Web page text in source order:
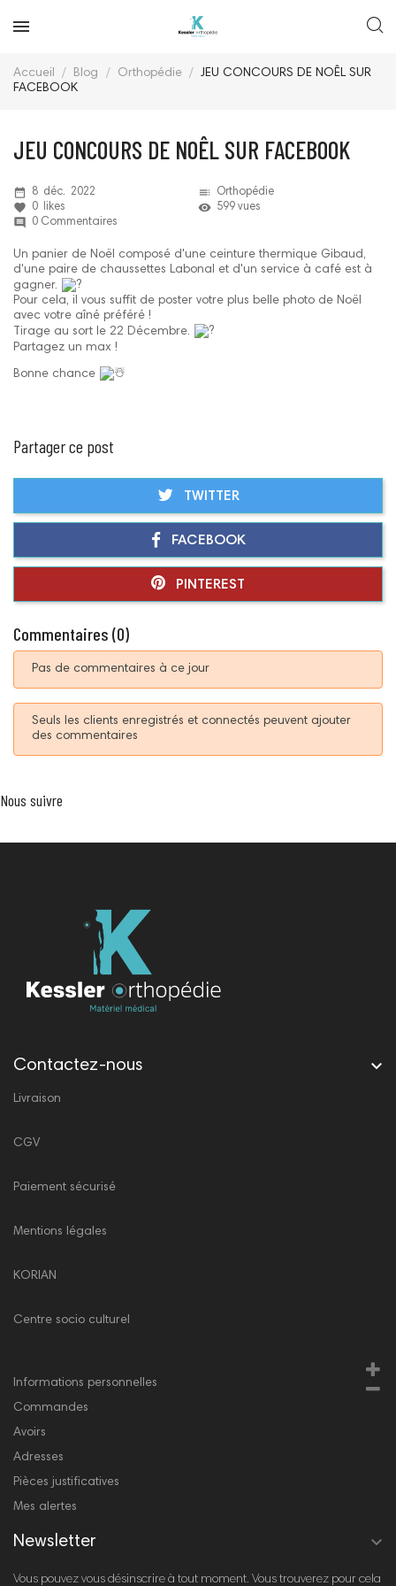
Accueil Blog Orthopédie
JEU CONCOURS DE NOÊL SUR
FACEBOOK
JEU CONCOURS DE NOÊL SUR FACEBOOK
date_range 8 déc. 2022 toc Orthopédie
favorite 0 likes remove_red_eye 599 vues
comment 0 Commentaires
Un panier de Noël composé d'une ceinture thermique Gibaud,
d'une paire de chaussettes Labonal et d'un service à café est à
gagner.
Pour cela, il vous suffit de poster votre plus belle photo de Noël
avec votre aîné préféré !
Tirage au sort le 22 Décembre.
Partagez un max !
Bonne chance
Partager ce post
TWITTER
FACEBOOK
PINTEREST
Commentaires (0)
Pas de commentaires à ce jour
Seuls les clients enregistrés et connectés peuvent ajouter
des commentaires
Nous suivre
Contactez-nous 
Livraison
CGV
Paiement sécurisé
Mentions légales
KORIAN
Centre socio culturel
Informations personnelles
Commandes
Avoirs
Adresses
Pièces justificatives
Mes alertes
Newsletter 
Vous pouvez vous désinscrire à tout moment. Vous trouverez pour cela